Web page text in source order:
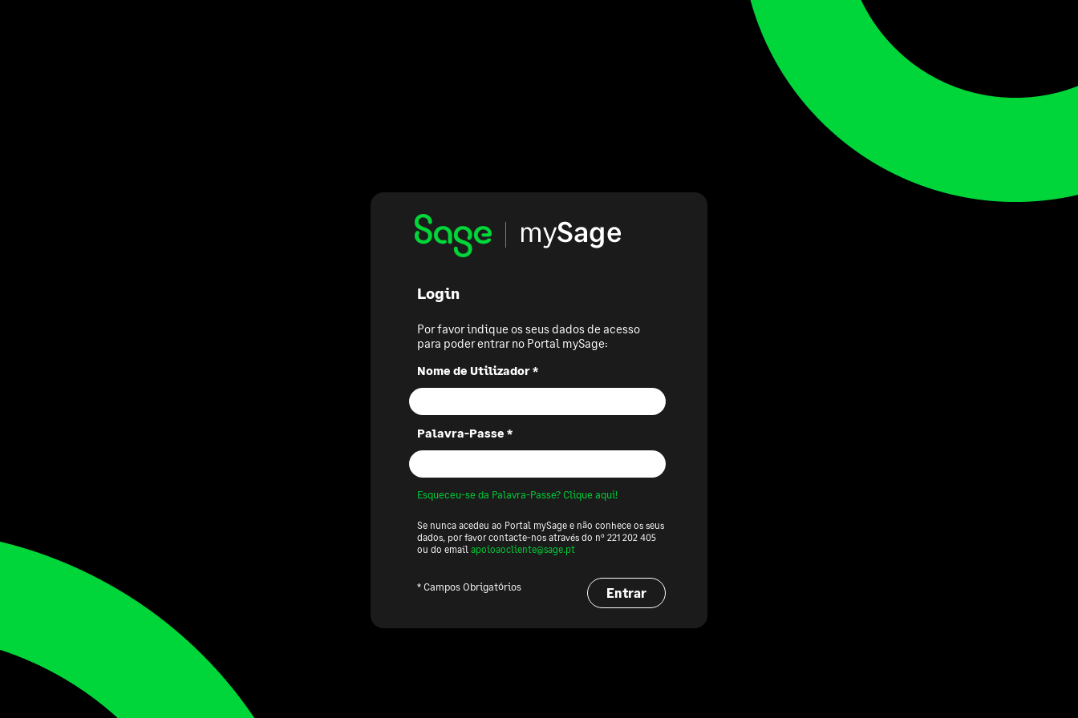
Login
Por favor indique os seus dados de acesso
para poder entrar no Portal mySage:
Nome de Utilizador *
Palavra-Passe *
Esqueceu-se da Palavra-Passe? Clique aqui!
Se nunca acedeu ao Portal mySage e não conhece os seus
dados, por favor contacte-nos através do nº 221 202 405
ou do email apoioaocliente@sage.pt
* Campos Obrigatórios Entrar